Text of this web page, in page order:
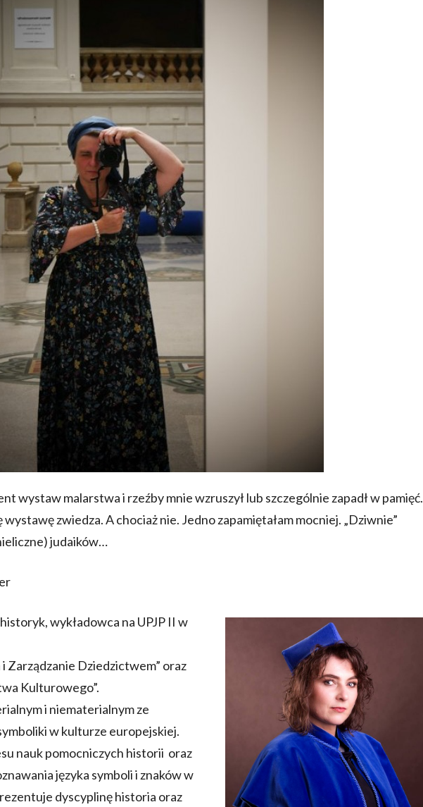
wystaw malarstwa i rzeźby mnie wzruszył lub szczególnie zapadł w pamięć.
zwiedza. A chociaż nie. Jedno zapamiętałam mocniej. „Dziwnie”
judaików…
wykładowca na UPJP II w
Zarządzanie Dziedzictwem” oraz
Kulturowego”.
i niematerialnym ze
w kulturze europejskiej.
nauk pomocniczych historii oraz
języka symboli i znaków w
dyscyplinę historia oraz